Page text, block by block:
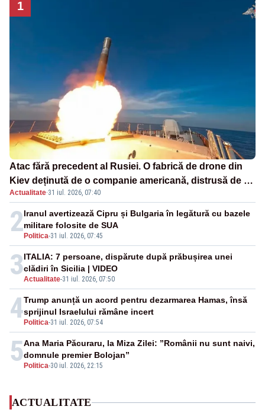
1
Atac fără precedent al Rusiei. O fabrică de drone din
Kiev deținută de o companie americană, distrusă de o
rachetă rusească
Actualitate·31 iul. 2026, 07:40
2 Politica-31 iul. 2026, 07:45
Iranul avertizează Cipru și Bulgaria în legătură cu bazele
militare folosite de SUA
3Actualitate-31 iul. 2026, 07:50
ITALIA: 7 persoane, dispărute după prăbușirea unei
clădiri în Sicilia | VIDEO
4 Politica-31 iul. 2026, 07:54
Trump anunță un acord pentru dezarmarea Hamas, însă
sprijinul Israelului rămâne incert
5 Politica-30 iul. 2026, 22:15
Ana Maria Păcuraru, la Miza Zilei: ”Românii nu sunt naivi,
domnule premier Bolojan”
ACTUALITATE